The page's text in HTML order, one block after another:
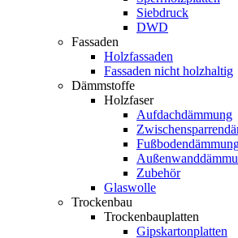
Siebdruck
DWD
Fassaden
Holzfassaden
Fassaden nicht holzhaltig
Dämmstoffe
Holzfaser
Aufdachdämmung
Zubehör
Glaswolle
Trockenbau
Trockenbauplatten
Gipskartonplatten